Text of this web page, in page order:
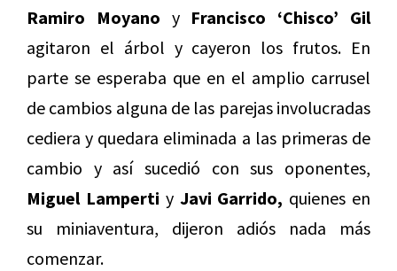
Ramiro Moyano y Francisco ‘Chisco’ Gil
agitaron el árbol y cayeron los frutos. En
parte se esperaba que en el amplio carrusel
de cambios alguna de las parejas involucradas
cediera y quedara eliminada a las primeras de
cambio y así sucedió con sus oponentes,
Miguel Lamperti y Javi Garrido, quienes en
su miniaventura, dijeron adiós nada más
comenzar.